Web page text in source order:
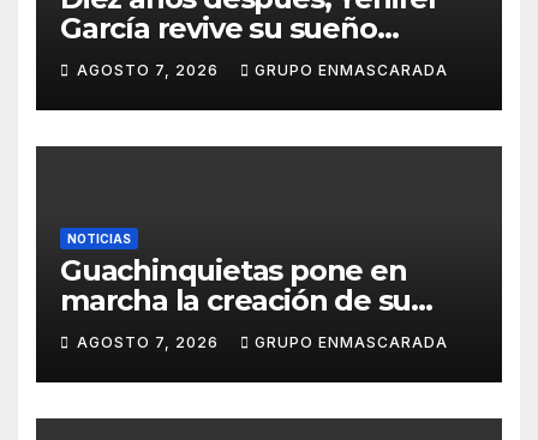
García revive su sueño
carnavalero en el vídeo de
presentación de San Juan de
la Rambla para el Grand Prix
AGOSTO 7, 2026 GRUPO ENMASCARADA
NOTICIAS
Guachinquietas pone en
marcha la creación de su
repertorio para el Carnaval
2027
AGOSTO 7, 2026 GRUPO ENMASCARADA